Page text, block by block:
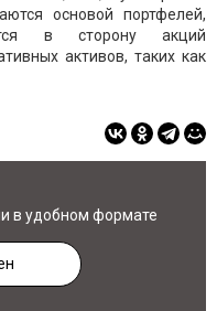
основой портфелей,
в сторону акций
активов, таких как
в удобном формате